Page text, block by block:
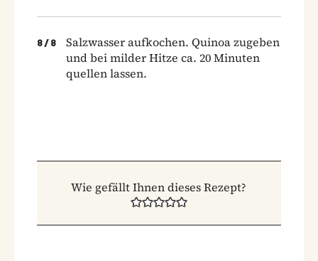
8 / 8
Salzwasser aufkochen. Quinoa zugeben
und bei milder Hitze ca. 20 Minuten
quellen lassen.
Wie gefällt Ihnen dieses Rezept?